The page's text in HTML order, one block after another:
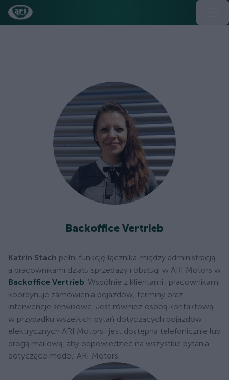
Backoffice Vertrieb
Katrin Stach pełni funkcję łącznika między administracją
a pracownikami działu sprzedaży i obsługi w ARI Motors w
Backoffice Vertrieb. Wspólnie z klientami i pracownikami
koordynuje zamówienia pojazdów, terminy oraz
interwencje serwisowe. Jest również osobą kontaktową
w przypadku wszelkich pytań dotyczących pojazdów
elektrycznych ARI Motors i jest dostępna telefonicznie lub
drogą mailową, aby odpowiedzieć na wszystkie pytania
dotyczące modeli ARI Motors.